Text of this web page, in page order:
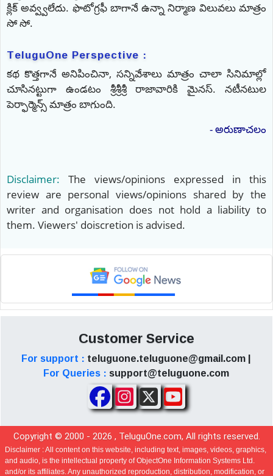
క్లిక్ అవ్వ్వలేదు. ఫొటోగ్రఫీ బాగానే ఉన్నా నిర్మాణ విలువలు మాత్రం
సో సో.
TeluguOne Perspective :
కథ కొత్తగానే అనిపించినా, సన్నివేశాలు మాత్రం చాలా సినిమాల్లో
చూసినట్టుగా ఉండటం శ్రీశ్రీశ్రీ రాజావారికి మైనస్. నటీనటుల
పెర్ఫార్మెన్స్ మాత్రం బాగుంది.
- అరుణాచలం
Disclaimer: The views/opinions expressed in this
review are personal views/opinions shared by the
writer and organisation does not hold a liability to
them. Viewers' doiscretion is advised.
Customer Service
For support : teluguone.teluguone@gmail.com |
For Queries : support@teluguone.com
Copyright © 2000 - 2026 , TeluguOne.com, All rights reserved.
Disclaimer :All content on this website, including text, images, videos, graphics,
and audio, is the intellectual property of ObjectOne Information Systems Ltd.
and/or its affiliates. Any unauthorized reproduction, distribution, modification, or